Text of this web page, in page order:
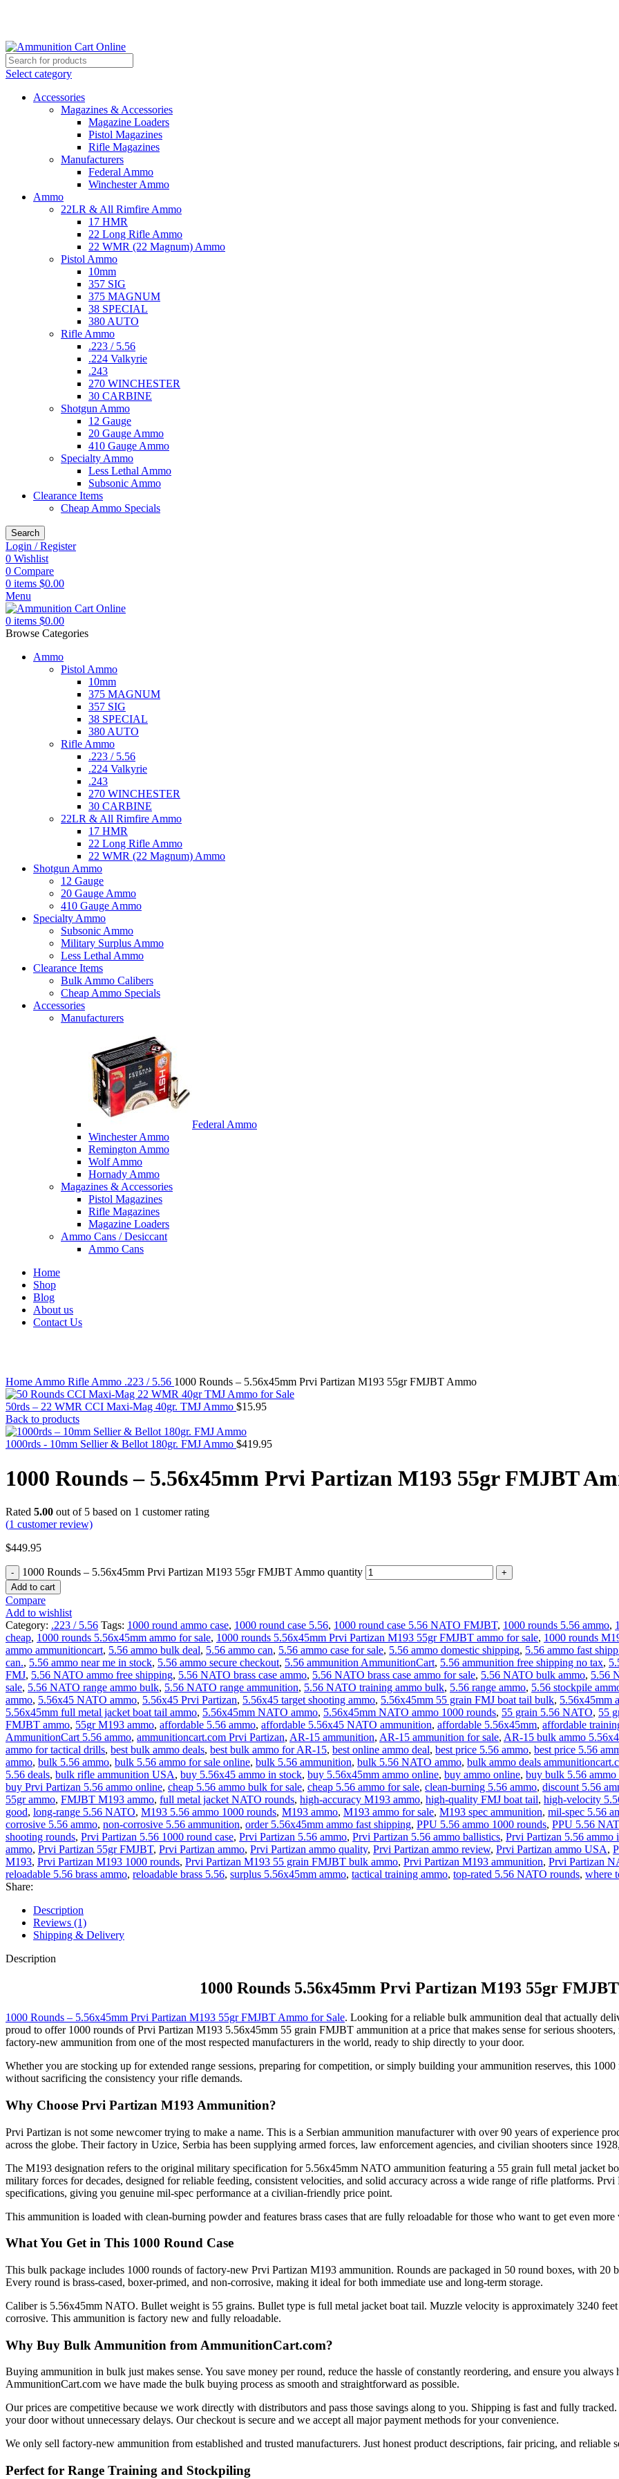
Select category
Accessories
Magazines & Accessories
Magazine Loaders
Pistol Magazines
Rifle Magazines
Manufacturers
Federal Ammo
Winchester Ammo
Ammo
22LR & All Rimfire Ammo
17 HMR
22 Long Rifle Ammo
22 WMR (22 Magnum) Ammo
Pistol Ammo
10mm
357 SIG
375 MAGNUM
38 SPECIAL
380 AUTO
Rifle Ammo
.223 / 5.56
.224 Valkyrie
.243
270 WINCHESTER
30 CARBINE
Shotgun Ammo
12 Gauge
20 Gauge Ammo
410 Gauge Ammo
Specialty Ammo
Less Lethal Ammo
Subsonic Ammo
Clearance Items
Cheap Ammo Specials
Search
Login / Register
0 Wishlist
0 Compare
0 items $0.00
Menu
0 items $0.00
Browse Categories
Ammo
Pistol Ammo
10mm
375 MAGNUM
357 SIG
38 SPECIAL
380 AUTO
Rifle Ammo
.223 / 5.56
.224 Valkyrie
.243
270 WINCHESTER
30 CARBINE
22LR & All Rimfire Ammo
17 HMR
22 Long Rifle Ammo
22 WMR (22 Magnum) Ammo
Shotgun Ammo
12 Gauge
20 Gauge Ammo
410 Gauge Ammo
Specialty Ammo
Subsonic Ammo
Military Surplus Ammo
Less Lethal Ammo
Clearance Items
Bulk Ammo Calibers
Cheap Ammo Specials
Accessories
Manufacturers
Federal Ammo
Winchester Ammo
Remington Ammo
Wolf Ammo
Hornady Ammo
Magazines & Accessories
Pistol Magazines
Rifle Magazines
Magazine Loaders
Ammo Cans / Desiccant
Ammo Cans
Home
Shop
Blog
About us
Contact Us
HomeAmmo Rifle Ammo .223 / 5.56 1000 Rounds – 5.56x45mm Prvi Partizan M193 55gr FMJBT Ammo
50rds – 22 WMR CCI Maxi-Mag 40gr. TMJ Ammo $15.95
Back to products
1000rds - 10mm Sellier & Bellot 180gr. FMJ Ammo $419.95
1000 Rounds – 5.56x45mm Prvi Partizan M193 55gr FMJBT
Rated 5.00 out of 5 based on 1 customer rating
(1 customer review)
$449.95
1000 Rounds – 5.56x45mm Prvi Partizan M193 55gr FMJBT Ammo quantity
Add to cart
Compare
Add to wishlist
Category: .223 / 5.56 Tags: 1000 round ammo case, 1000 round case 5.56, 1000 round case 5.56 NATO FMJBT, 1000 rounds 5.56 ammo,
cheap, 1000 rounds 5.56x45mm ammo for sale, 1000 rounds 5.56x45mm Prvi Partizan M193 55gr FMJBT ammo for sale, 1000 rounds
ammo ammunitioncart, 5.56 ammo bulk deal, 5.56 ammo can, 5.56 ammo case for sale, 5.56 ammo domestic shipping, 5.56 ammo fast
can., 5.56 ammo near me in stock, 5.56 ammo secure checkout, 5.56 ammunition AmmunitionCart, 5.56 ammunition free shipping no tax,
FMJ, 5.56 NATO ammo free shipping, 5.56 NATO brass case ammo, 5.56 NATO brass case ammo for sale, 5.56 NATO bulk ammo, 5.56
sale, 5.56 NATO range ammo bulk, 5.56 NATO range ammunition, 5.56 NATO training ammo bulk, 5.56 range ammo, 5.56 stockpile
ammo, 5.56x45 NATO ammo, 5.56x45 Prvi Partizan, 5.56x45 target shooting ammo, 5.56x45mm 55 grain FMJ boat tail bulk, 5.56x45mm
5.56x45mm full metal jacket boat tail ammo, 5.56x45mm NATO ammo, 5.56x45mm NATO ammo 1000 rounds, 55 grain 5.56 NATO, 55
FMJBT ammo, 55gr M193 ammo, affordable 5.56 ammo, affordable 5.56x45 NATO ammunition, affordable 5.56x45mm, affordable
AmmunitionCart 5.56 ammo, ammunitioncart.com Prvi Partizan, AR-15 ammunition, AR-15 ammunition for sale, AR-15 bulk ammo
ammo for tactical drills, best bulk ammo deals, best bulk ammo for AR-15, best online ammo deal, best price 5.56 ammo, best price 5.56
ammo, bulk 5.56 ammo, bulk 5.56 ammo for sale online, bulk 5.56 ammunition, bulk 5.56 NATO ammo, bulk ammo deals
5.56 deals, bulk rifle ammunition USA, buy 5.56x45 ammo in stock, buy 5.56x45mm ammo online, buy ammo online, buy bulk 5.56 ammo
buy Prvi Partizan 5.56 ammo online, cheap 5.56 ammo bulk for sale, cheap 5.56 ammo for sale, clean-burning 5.56 ammo, discount 5.56
55gr ammo, FMJBT M193 ammo, full metal jacket NATO rounds, high-accuracy M193 ammo, high-quality FMJ boat tail, high-velocity
good, long-range 5.56 NATO, M193 5.56 ammo 1000 rounds, M193 ammo, M193 ammo for sale, M193 spec ammunition, mil-spec 5.56
corrosive 5.56 ammo, non-corrosive 5.56 ammunition, order 5.56x45mm ammo fast shipping, PPU 5.56 ammo 1000 rounds, PPU 5.56
shooting rounds, Prvi Partizan 5.56 1000 round case, Prvi Partizan 5.56 ammo, Prvi Partizan 5.56 ammo ballistics, Prvi Partizan 5.56 ammo
ammo, Prvi Partizan 55gr FMJBT, Prvi Partizan ammo, Prvi Partizan ammo quality, Prvi Partizan ammo review, Prvi Partizan ammo USA,
M193, Prvi Partizan M193 1000 rounds, Prvi Partizan M193 55 grain FMJBT bulk ammo, Prvi Partizan M193 ammunition, Prvi Partizan
reloadable 5.56 brass ammo, reloadable brass 5.56, surplus 5.56x45mm ammo, tactical training ammo, top-rated 5.56 NATO rounds, where
Share:
Description
Reviews (1)
Shipping & Delivery
Description
1000 Rounds 5.56x45mm Prvi Partizan M193 55gr
1000 Rounds – 5.56x45mm Prvi Partizan M193 55gr FMJBT Ammo for Sale. Looking for a reliable bulk ammunition deal that actually
proud to offer 1000 rounds of Prvi Partizan M193 5.56x45mm 55 grain FMJBT ammunition at a price that makes sense for serious
factory-new ammunition from one of the most respected manufacturers in the world, ready to ship directly to your door.
Whether you are stocking up for extended range sessions, preparing for competition, or simply building your ammunition reserves, this
without sacrificing the consistency your rifle demands.
Why Choose Prvi Partizan M193 Ammunition?
Prvi Partizan is not some newcomer trying to make a name. This is a Serbian ammunition manufacturer with over 90 years of experience
across the globe. Their factory in Uzice, Serbia has been supplying armed forces, law enforcement agencies, and civilian shooters since
The M193 designation refers to the original military specification for 5.56x45mm NATO ammunition featuring a 55 grain full metal jacket
military forces for decades, designed for reliable feeding, consistent velocities, and solid accuracy across a wide range of rifle platforms.
specifications, giving you genuine mil-spec performance at a civilian-friendly price point.
This ammunition is loaded with clean-burning powder and features brass cases that are fully reloadable for those who want to get even
What You Get in This 1000 Round Case
This bulk package includes 1000 rounds of factory-new Prvi Partizan M193 ammunition. Rounds are packaged in 50 round boxes, with 20
Every round is brass-cased, boxer-primed, and non-corrosive, making it ideal for both immediate use and long-term storage.
Caliber is 5.56x45mm NATO. Bullet weight is 55 grains. Bullet type is full metal jacket boat tail. Muzzle velocity is approximately 3240 feet
corrosive. This ammunition is factory new and fully reloadable.
Why Buy Bulk Ammunition from AmmunitionCart.com?
Buying ammunition in bulk just makes sense. You save money per round, reduce the hassle of constantly reordering, and ensure you
AmmunitionCart.com we have made the bulk buying process as smooth and straightforward as possible.
Our prices are competitive because we work directly with distributors and pass those savings along to you. Shipping is fast and fully
your door without unnecessary delays. Our checkout is secure and we accept all major payment methods for your convenience.
We only sell factory-new ammunition from established and trusted manufacturers. Just honest product descriptions, fair pricing, and reliable
Perfect for Range Training and Stockpiling